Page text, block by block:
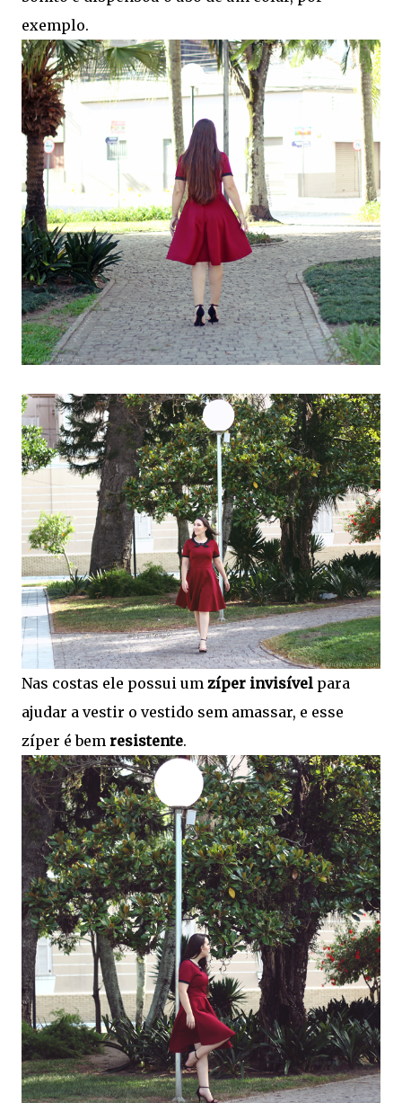
exemplo.
Nas costas ele possui um zíper invisível para
ajudar a vestir o vestido sem amassar, e esse
zíper é bem resistente.